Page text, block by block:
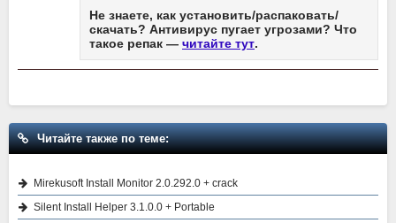
Не знаете, как установить/распаковать/
скачать? Антивирус пугает угрозами? Что
такое репак — читайте тут.
Читайте также по теме:
Mirekusoft Install Monitor 2.0.292.0 + crack
Silent Install Helper 3.1.0.0 + Portable